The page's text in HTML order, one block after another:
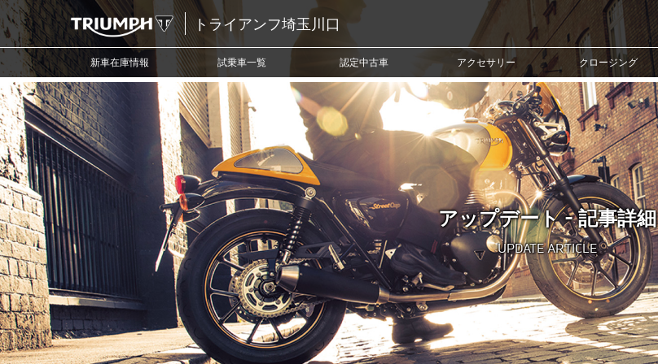
トライアンフ埼玉川口
新車在庫情報 試乗車一覧 認定中古車 アクセサリー クロージング
アップデート - 記事詳細
UPDATE ARTICLE